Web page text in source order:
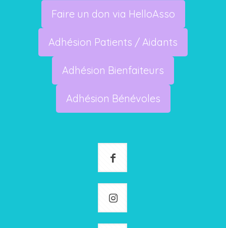
Faire un don via HelloAsso
Adhésion Patients / Aidants
Adhésion Bienfaiteurs
Adhésion Bénévoles